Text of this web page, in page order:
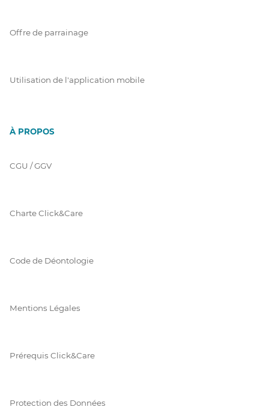
Offre de parrainage
Utilisation de l'application mobile
À PROPOS
CGU / GGV
Charte Click&Care
Code de Déontologie
Mentions Légales
Prérequis Click&Care
Protection des Données